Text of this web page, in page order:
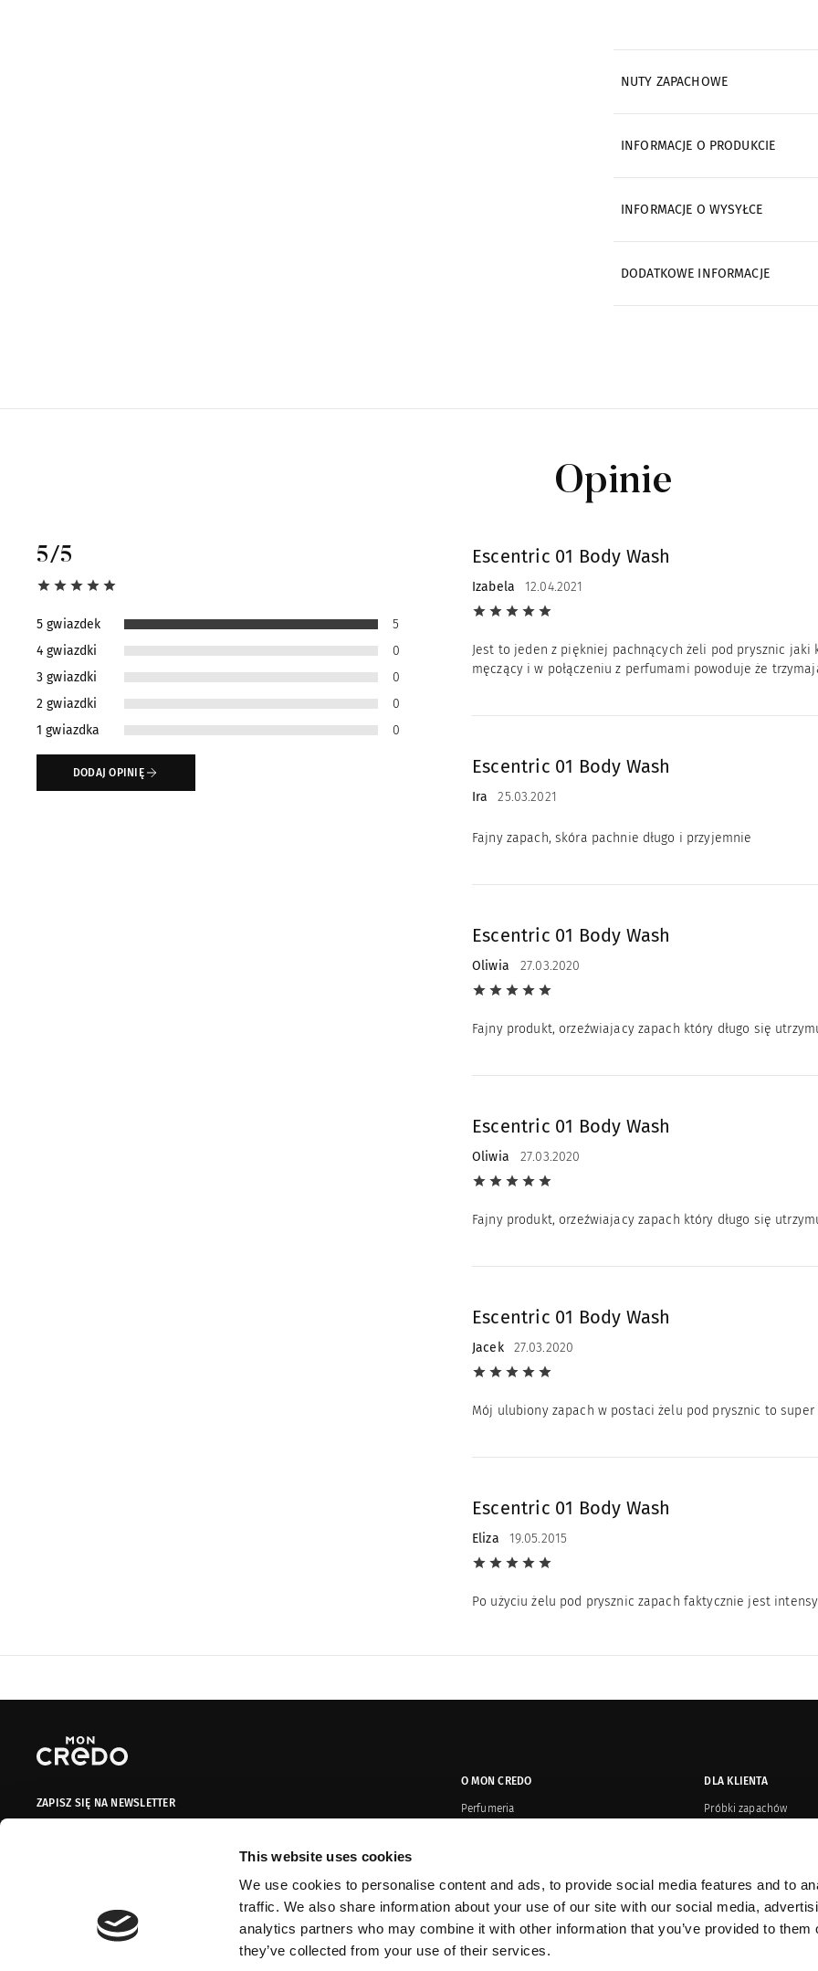
This website uses cookies
We use cookies to personalise content and ads, to provide social media features and to
traffic. We also share information about your use of our site with our social media,
analytics partners who may combine it with other information that you’ve provided to them
they’ve collected from your use of their services.
NUTY ZAPACHOWE
INFORMACJE O PRODUKCIE
INFORMACJE O WYSYŁCE
DODATKOWE INFORMACJE
Opinie
5/5
5 gwiazdek
5
4 gwiazdki
0
3 gwiazdki
0
2 gwiazdki
0
1 gwiazdka
0
DODAJ OPINIĘ
Escentric 01 Body Wash
Izabela 12.04.2021
Jest to jeden z piękniej pachnących żeli pod prysznic
męczący i w połączeniu z perfumami powoduje że
Escentric 01 Body Wash
Ira 25.03.2021
Fajny zapach, skóra pachnie długo i przyjemnie
Escentric 01 Body Wash
Oliwia 27.03.2020
Fajny produkt, orzeźwiajacy zapach który długo się
Escentric 01 Body Wash
Oliwia 27.03.2020
Fajny produkt, orzeźwiajacy zapach który długo się
Escentric 01 Body Wash
Jacek 27.03.2020
Mój ulubiony zapach w postaci żelu pod prysznic to
Escentric 01 Body Wash
Eliza 19.05.2015
Po użyciu żelu pod prysznic zapach faktycznie jest
ZAPISZ SIĘ NA NEWSLETTER
ZAPISZ SIĘ
Wyrażam zgodę na przetwarzanie przez Mon Credo moich danych
osobowych w zawartych w formularzu kontaktowym na potrzeby
O MON CREDO
Perfumeria
Kontakt
Dystrybucja
Sprzedaż korporacyjna
DLA KLIENTA
Próbki zapachów
Regulamin
Karty upominkowe